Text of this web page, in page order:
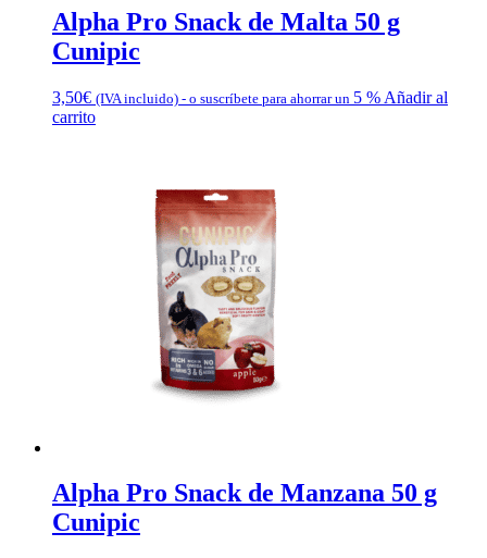
Alpha Pro Snack de Malta 50 g
Cunipic
3,50€ (IVA incluido) - o suscríbete para ahorrar un 5 % Añadir al
carrito
Alpha Pro Snack de Manzana 50 g
Cunipic